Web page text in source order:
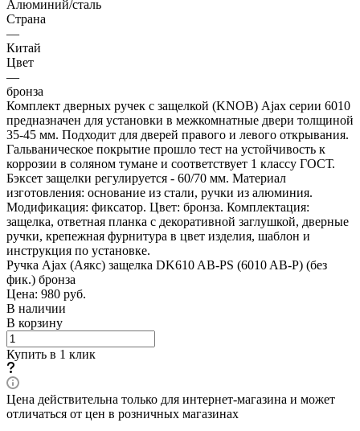
Алюминий/сталь
Страна
—
Китай
Цвет
—
бронза
Комплект дверных ручек с защелкой (KNOB) Ajax серии 6010
предназначен для установки в межкомнатные двери толщиной
35-45 мм. Подходит для дверей правого и левого открывания.
Гальваническое покрытие прошло тест на устойчивость к
коррозии в соляном тумане и соответствует 1 классу ГОСТ.
Бэксет защелки регулируется - 60/70 мм. Материал
изготовления: основание из стали, ручки из алюминия.
Модификация: фиксатор. Цвет: бронза. Комплектация:
защелка, ответная планка с декоративной заглушкой, дверные
ручки, крепежная фурнитура в цвет изделия, шаблон и
инструкция по установке.
Ручка Ajax (Аякс) защелка DK610 AB-PS (6010 AB-P) (без
фик.) бронза
Цена: 980 руб.
В наличии
В корзину
Купить в 1 клик
Цена действительна только для интернет-магазина и может
отличаться от цен в розничных магазинах